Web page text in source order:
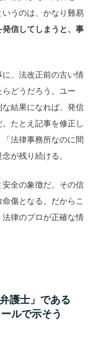
うのは、かなり難易
発信してしまうと、事
、法改正前の古い情
どうだろう。ユー
結果になれば、発信
たとえ記事を修正し
法律事務所なのに間
が残り続ける。
全の象徴だ。その信
傷となる。だからこ
律のプロが正確な情
護士」である
ルで示そう